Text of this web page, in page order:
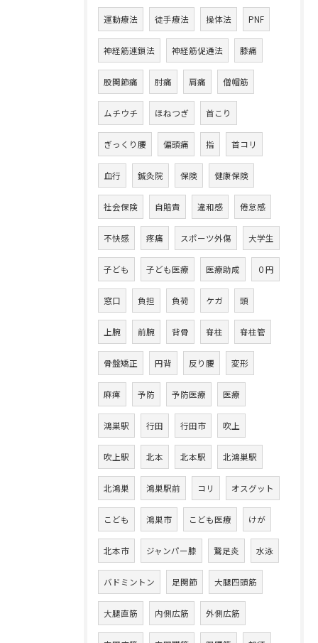
運動療法 徒手療法 操体法 PNF
神経筋連鎖法 神経筋促通法 膝痛
股関節痛 肘痛 肩痛 僧帽筋
ムチウチ ほねつぎ 首こり
ぎっくり腰 偏頭痛 指 首コリ
血行 鍼灸院 保険 健康保険
社会保険 自賠責 違和感 倦怠感
不快感 疼痛 スポーツ外傷 大学生
子ども 子ども医療 医療助成 ０円
窓口 負担 負荷 ケガ 頭
上腕 前腕 背骨 脊柱 脊柱管
骨盤矯正 円背 反り腰 変形
麻痺 予防 予防医療 医療
鴻巣駅 行田 行田市 吹上
吹上駅 北本 北本駅 北鴻巣駅
北鴻巣 鴻巣駅前 コリ オスグット
こども 鴻巣市 こども医療 けが
北本市 ジャンパー膝 鵞足炎 水泳
バドミントン 足関節 大腿四頭筋
大腿直筋 内側広筋 外側広筋